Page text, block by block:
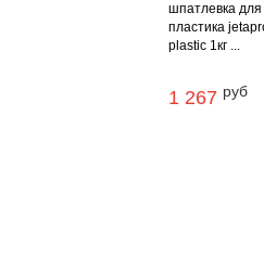
шпатлевка для
пластика
plastic 1кг ...
1 267 руб